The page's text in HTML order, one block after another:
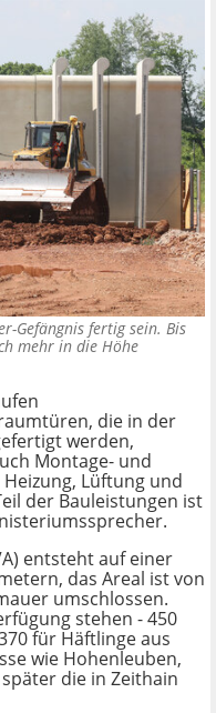
Gefängnis fertig sein. Bis
mehr in die Höhe
die in der
werden,
Montage- und
Lüftung und
der Bauleistungen ist
entsteht auf einer
das Areal ist von
umschlossen.
stehen - 450
für Häftlinge aus
wie Hohenleuben,
die in Zeithain